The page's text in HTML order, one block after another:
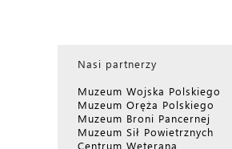
Nasi partnerzy
Muzeum Wojska Polskiego
Muzeum Oręża Polskiego
Muzeum Broni Pancernej
Muzeum Sił Powietrznych
Centrum Weterana